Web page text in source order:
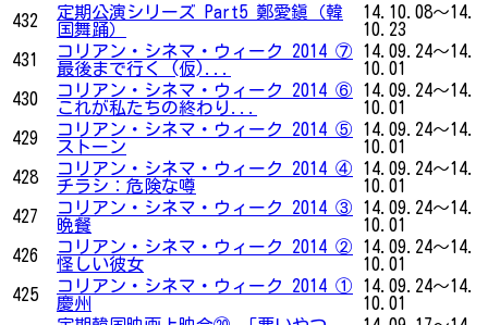
432
定期公演シリーズ Part5 鄭愛鎭（韓
国舞踊）
14.10.08～14.
10.23
431
コリアン・シネマ・ウィーク 2014 ⑦
最後まで行く (仮)...
14.09.24～14.
10.01
430
コリアン・シネマ・ウィーク 2014 ⑥
これが私たちの終わり...
14.09.24～14.
10.01
429
コリアン・シネマ・ウィーク 2014 ⑤
ストーン
14.09.24～14.
10.01
428
コリアン・シネマ・ウィーク 2014 ④
チラシ：危険な噂
14.09.24～14.
10.01
427
コリアン・シネマ・ウィーク 2014 ③
晩餐
14.09.24～14.
10.01
426
コリアン・シネマ・ウィーク 2014 ②
怪しい彼女
14.09.24～14.
10.01
425
コリアン・シネマ・ウィーク 2014 ①
慶州
14.09.24～14.
10.01